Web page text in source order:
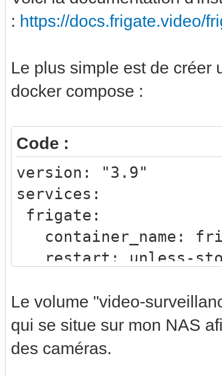
: https://docs.frigate.video/
Le plus simple est de créer
docker compose :
Code :
version: "3.9"
services:
frigate:
container_name:
restart: unless-
shm_size: "128mb"
based on calculation
volumes:
Le volume "video-
qui se situe sur mon NAS
des caméras.